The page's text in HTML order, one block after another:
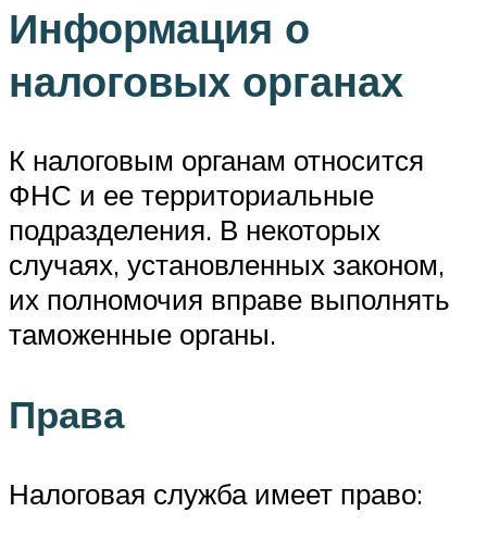
Информация о
налоговых органах
К налоговым органам относится
ФНС и ее территориальные
подразделения. В некоторых
случаях, установленных законом,
их полномочия вправе выполнять
таможенные органы.
Права
Налоговая служба имеет право: